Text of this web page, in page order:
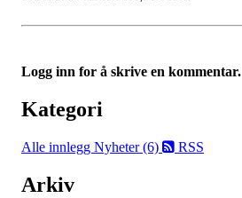
Logg inn for å skrive en kommentar.
Kategori
Alle innlegg Nyheter (6) RSS
Arkiv